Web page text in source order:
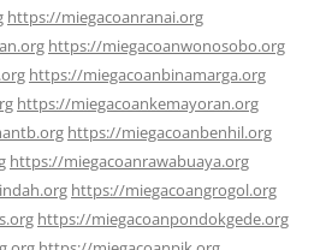
https://miegacoanranai.org
https://miegacoanwonosobo.org
https://miegacoanbinamarga.org
https://miegacoankemayoran.org
https://miegacoanbenhil.org
https://miegacoanrawabuaya.org
https://miegacoangrogol.org
https://miegacoanpondokgede.org